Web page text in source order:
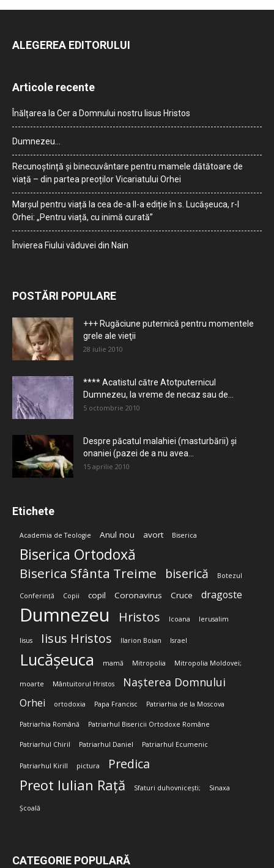
ALEGEREA EDITORULUI
Articole recente
Înălțarea la Cer a Domnului nostru Iisus Hristos
Dumnezeu…
Recunoștință și binecuvântare pentru mamele dătătoare de
viață – din partea preoților Vicariatului Orhei
Marșul pentru viață la cea de-a II-a ediție în s. Lucășeuca, r-l
Orhei: „Pentru viață, cu inimă curată”
Învierea Fiului văduvei din Nain
POSTĂRI POPULARE
+++ Rugăciune puternică pentru momentele
grele ale vieţii
28 iulie 2010
**** Acatistul către Atotputernicul
Dumnezeu, la vreme de necaz sau de...
5 octombrie 2010
Despre păcatul malahiei (masturbării) şi
onaniei (pazei de a nu avea...
15 aprilie 2010
Etichete
Academia de Teologie Anul nou avort Biserica
Biserica Ortodoxă
Biserica Sfânta Treime biserică Botezul
Conferință Copii copil Coronavirus Cruce dragoste
Dumnezeu Hristos Icoana Ierusalim
Iisus Iisus Hristos Ilarion Boian Israel
Lucășeuca mamă Mitropolia Mitropolia Moldovei;
moarte Mântuitorul Hristos Nașterea Domnului
Orhei ortodoxia Papa Francisc Patriarhia de la Moscova
Patriarhia Română Patriarhul Bisericii Ortodoxe Române
Patriarhul Chiril Patriarhul Daniel Patriarhul Ecumenic
Patriarhul Kirill pictura Predica
Preot Iulian Rață Sfaturi duhovnicești; Sinaxa
Școală
CATEGORIE POPULARĂ